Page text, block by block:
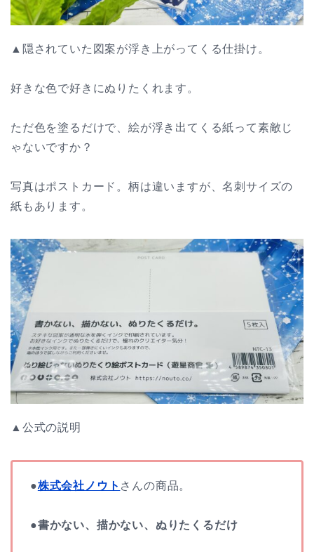
▲隠されていた図案が浮き上がってくる仕掛け。
好きな色で好きにぬりたくれます。
ただ色を塗るだけで、絵が浮き出てくる紙って素敵じ
ゃないですか？
写真はポストカード。柄は違いますが、名刺サイズの
紙もあります。
▲公式の説明
●株式会社ノウト さんの商品。
●書かない、描かない、ぬりたくるだけ